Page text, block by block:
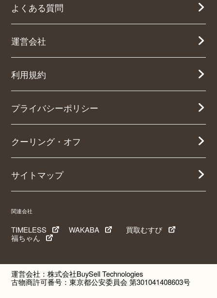
よくある質問
運営会社
利用規約
プライバシーポリシー
クーリング・オフ
サイトマップ
関連会社
TIMELESS WAKABA
買取むすび
福ちゃん
運営会社：株式会社BuySell Technologies
古物商許可番号：東京都公安委員会 第301041408603号